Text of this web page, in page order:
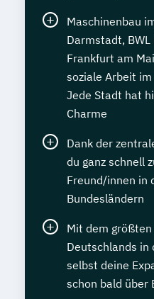
Maschinenbau
Darmstadt,
Frankfurt am
soziale Arbeit
Jede Stadt hat
Charme
Dank der
du ganz schnell
Freund/innen in
Bundesländern
Mit dem größten
Deutschlands in
selbst deine
schon bald über